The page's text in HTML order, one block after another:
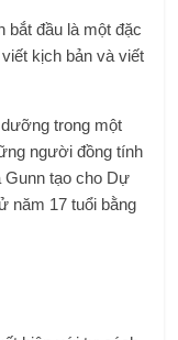
bắt đầu là một đặc
kịch bản và viết
trong một
người đồng tính
Gunn tạo cho Dự
năm 17 tuổi bằng